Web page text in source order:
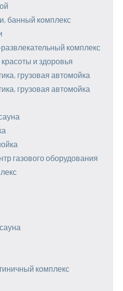
банный комплекс
комплекс
и здоровья
грузовая автомойка
грузовая автомойка
газового оборудования
комплекс